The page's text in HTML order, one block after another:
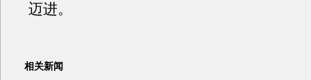
迈进。
相关新闻